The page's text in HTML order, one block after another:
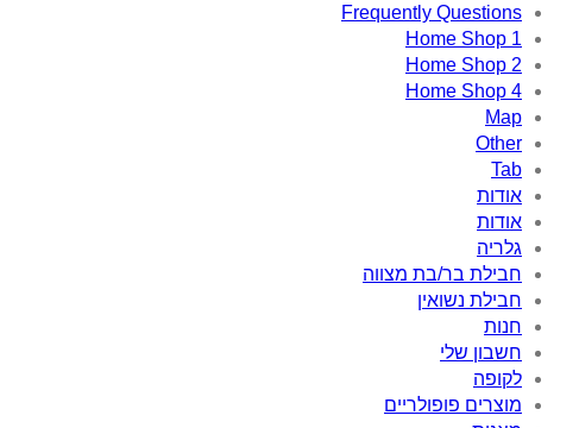
Frequently Questions
Home Shop 1
Home Shop 2
Home Shop 4
Map
Other
Tab
אודות
אודות
גלריה
חבילת בר/בת מצווה
חבילת נשואין
חנות
חשבון שלי
לקופה
מוצרים פופולריים